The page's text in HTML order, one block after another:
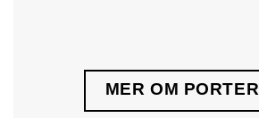
MER OM PORTER